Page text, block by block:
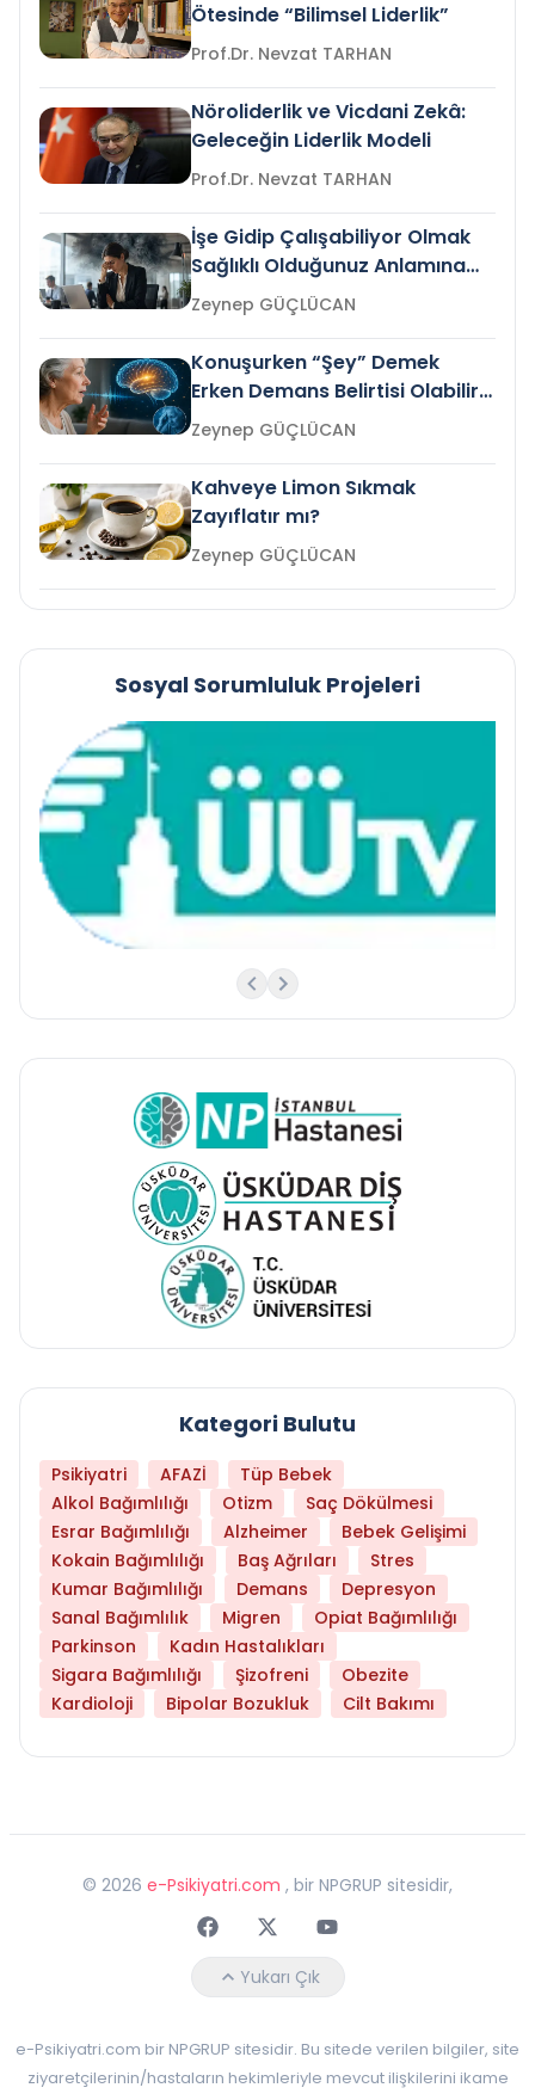
Ötesinde “Bilimsel Liderlik”
Prof.Dr. Nevzat TARHAN
Nöroliderlik ve Vicdani Zekâ:
Geleceğin Liderlik Modeli
Prof.Dr. Nevzat TARHAN
İşe Gidip Çalışabiliyor Olmak
Sağlıklı Olduğunuz Anlamına
Gelir mi?Zeynep GÜÇLÜCAN
Konuşurken “Şey” Demek
Erken Demans Belirtisi Olabilir
mi?
Zeynep GÜÇLÜCAN
Kahveye Limon Sıkmak
Zayıflatır mı?
Zeynep GÜÇLÜCAN
Sosyal Sorumluluk Projeleri
Kategori Bulutu
Psikiyatri AFAZİ
Tüp Bebek
Alkol Bağımlılığı
Otizm
Saç Dökülmesi
Esrar Bağımlılığı
Alzheimer
Bebek Gelişimi
Kokain Bağımlılığı
Baş Ağrıları
Stres
Kumar Bağımlılığı
Demans
Depresyon
Sanal Bağımlılık
Migren
Opiat Bağımlılığı
Parkinson
Kadın Hastalıkları
Sigara Bağımlılığı
Şizofreni
Obezite
Kardioloji
Bipolar Bozukluk Cilt Bakımı
© 2026 e-Psikiyatri.com , bir NPGRUP sitesidir,
FaceebokTwitterYoutube
Yukarı Çık
e-Psikiyatri.com bir NPGRUP sitesidir. Bu sitede verilen bilgiler, site
ziyaretçilerinin/hastaların hekimleriyle mevcut ilişkilerini ikame